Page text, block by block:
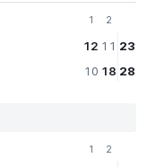
1
12
10
2
11
18
23
28
1 2